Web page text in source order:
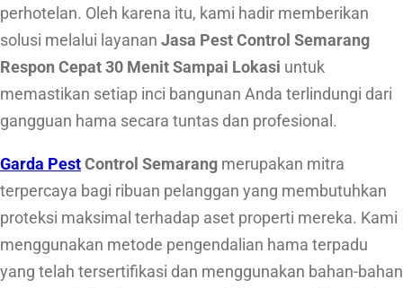
S
r
a
n
g
R
perhotelan. Oleh karena itu, kami hadir memberikan
solusi melalui layanan Jasa Pest Control Semarang
Respon Cepat 30 Menit Sampai Lokasi untuk
memastikan setiap inci bangunan Anda terlindungi dari
gangguan hama secara tuntas dan profesional.
Garda Pest Control Semarang merupakan mitra
terpercaya bagi ribuan pelanggan yang membutuhkan
proteksi maksimal terhadap aset properti mereka. Kami
menggunakan metode pengendalian hama terpadu
yang telah tersertifikasi dan menggunakan bahan-bahan